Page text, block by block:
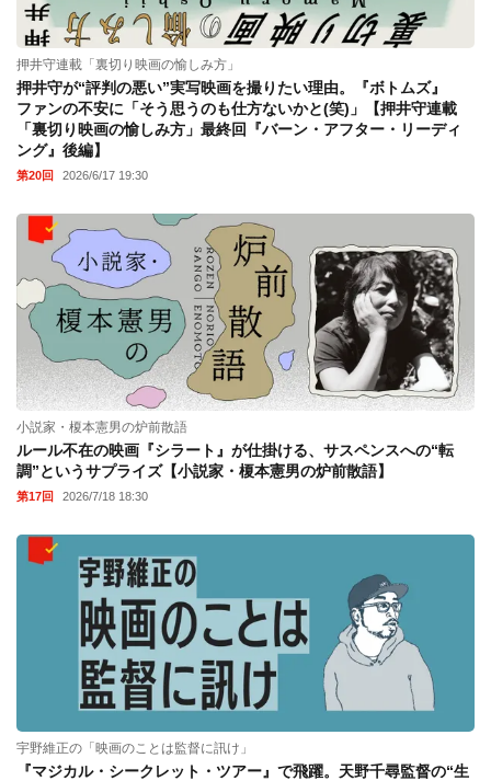
押井守連載「裏切り映画の愉しみ方」
押井守が“評判の悪い”実写映画を撮りたい理由。『ボトムズ』
ファンの不安に「そう思うのも仕方ないかと(笑)」【押井守連載
「裏切り映画の愉しみ方」最終回『バーン・アフター・リーディ
ング』後編】
第20回 2026/6/17 19:30
小説家・榎本憲男の炉前散語
ルール不在の映画『シラート』が仕掛ける、サスペンスへの“転
調”というサプライズ【小説家・榎本憲男の炉前散語】
第17回 2026/7/18 18:30
宇野維正の「映画のことは監督に訊け」
『マジカル・シークレット・ツアー』で飛躍。天野千尋監督の“生